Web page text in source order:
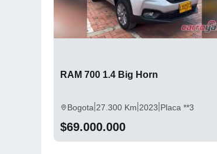
RAM 700 1.4 Big Horn
Bogota|27.300 Km|2023|Placa **3
$69.000.000